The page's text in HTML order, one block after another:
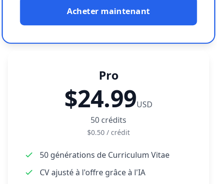
Acheter maintenant
Pro
$24.99USD
50 crédits
$0.50 / crédit
50 générations de Curriculum Vitae
CV ajusté à l'offre grâce à l'IA